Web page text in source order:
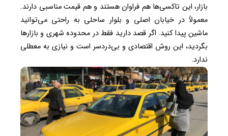
بازار، این تاکسی‌ها هم فراوان هستند و هم قیمت مناسبی دارند.
معمولاً در خیابان اصلی و بلوار ساحلی به راحتی می‌توانید
ماشین پیدا کنید. اگر قصد دارید فقط در محدوده شهری و بازارها
بگردید، این روش اقتصادی و بی‌دردسر است و نیازی به معطلی
ندارد.